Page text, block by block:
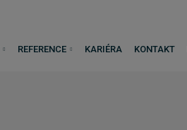
REFERENCE KARIÉRA KONTAKT